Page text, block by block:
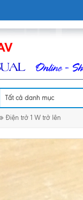
Điện trở 1 W trở lên